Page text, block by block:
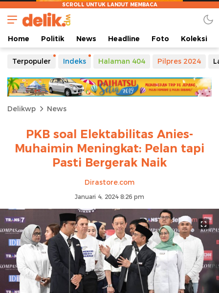
Home Politik News Headline Foto Koleksi
Terpopuler Indeks Halaman 404 Pilpres 2024
Delikwp News
PKB soal Elektabilitas Anies-
Muhaimin Meningkat: Pelan tapi
Pasti Bergerak Naik
Dirastore.com
Januari 4, 2024 8:26 pm